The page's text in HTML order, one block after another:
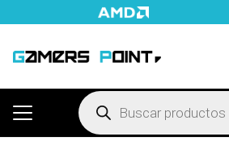
Búsqueda
de
productos